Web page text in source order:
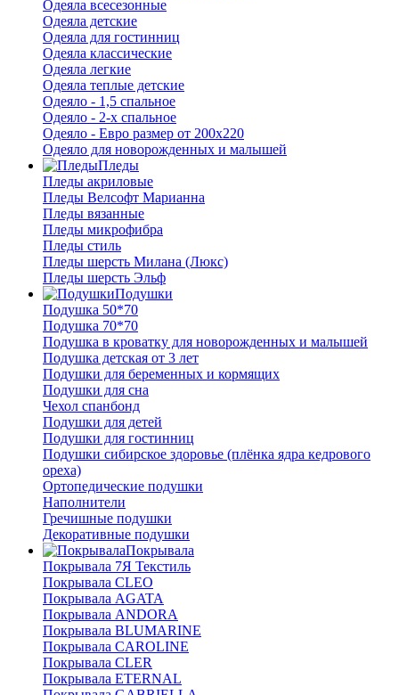
Одеяла всесезонные
Одеяла детские
Одеяла для гостинниц
Одеяла классические
Одеяла легкие
Одеяла теплые детские
Одеяло - 1,5 спальное
Одеяло - 2-х спальное
Одеяло - Евро размер от 200х220
Одеяло для новорожденных и малышей
Пледы
Пледы акриловые
Пледы Велсофт Марианна
Пледы вязанные
Пледы микрофибра
Пледы стиль
Пледы шерсть Милана (Люкс)
Пледы шерсть Эльф
Подушки
Подушка 50*70
Подушка 70*70
Подушка в кроватку для новорожденных и малышей
Подушка детская от 3 лет
Подушки для беременных и кормящих
Подушки для сна
Чехол спанбонд
Подушки для детей
Подушки для гостинниц
Подушки сибирское здоровье (плёнка ядра кедрового
ореха)
Ортопедические подушки
Наполнители
Гречишные подушки
Декоративные подушки
Покрывала
Покрывала 7Я Текстиль
Покрывала CLEO
Покрывала AGATA
Покрывала ANDORA
Покрывала BLUMARINE
Покрывала CAROLINE
Покрывала CLER
Покрывала ETERNAL